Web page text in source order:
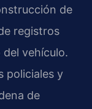
de
registros
vehículo.
policiales y
de